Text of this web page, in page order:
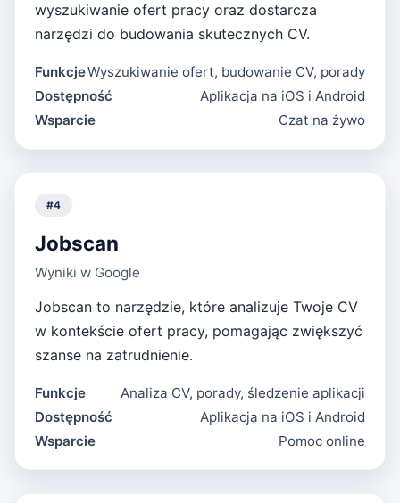
wyszukiwanie ofert pracy oraz dostarcza
narzędzi do budowania skutecznych CV.
FunkcjeWyszukiwanie ofert, budowanie CV, porady
Dostępność
Aplikacja na iOS i Android
Wsparcie
Czat na żywo
#4
Jobscan
Wyniki w Google
Jobscan to narzędzie, które analizuje Twoje CV
w kontekście ofert pracy, pomagając zwiększyć
szanse na zatrudnienie.
Funkcje
Analiza CV, porady, śledzenie aplikacji
Dostępność
Aplikacja na iOS i Android
Wsparcie
Pomoc online